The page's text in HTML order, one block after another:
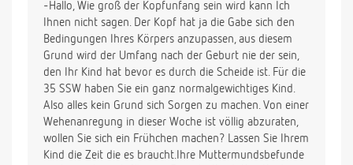
-Hallo, Wie groß der Kopfunfang sein wird kann Ich
Ihnen nicht sagen. Der Kopf hat ja die Gabe sich den
Bedingungen Ihres Körpers anzupassen, aus diesem
Grund wird der Umfang nach der Geburt nie der sein,
den Ihr Kind hat bevor es durch die Scheide ist. Für die
35 SSW haben Sie ein ganz normalgewichtiges Kind.
Also alles kein Grund sich Sorgen zu machen. Von einer
Wehenanregung in dieser Woche ist völlig abzuraten,
wollen Sie sich ein Frühchen machen? Lassen Sie Ihrem
Kind die Zeit die es braucht.Ihre Muttermundsbefunde